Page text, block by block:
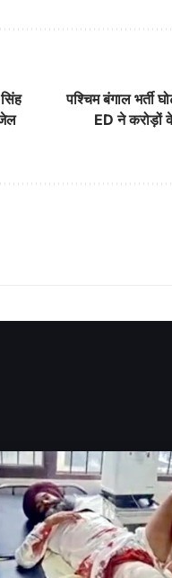
पश्चिम बंगाल भर्ती
ED ने करोड़ों